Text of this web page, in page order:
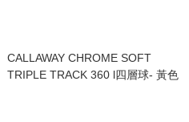
CALLAWAY CHROME SOFT
TRIPLE TRACK 360 l四層球- 黃色